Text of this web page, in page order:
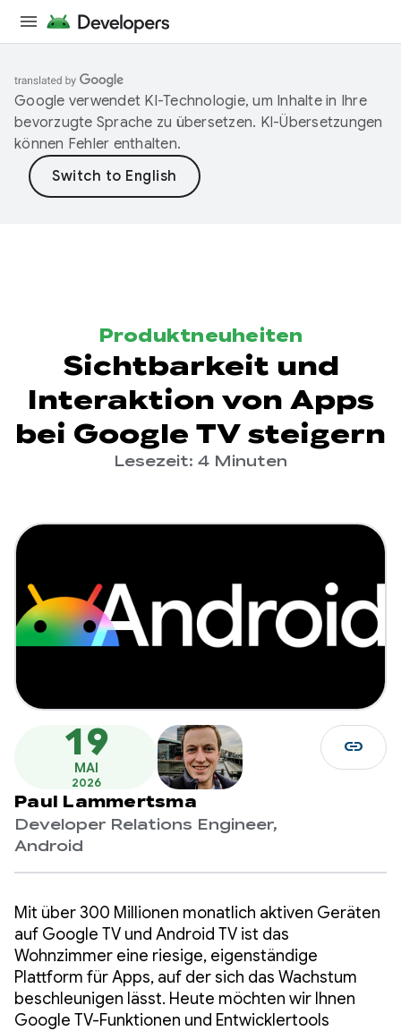
Google verwendet KI-Technologie, um Inhalte in Ihre
bevorzugte Sprache zu übersetzen. KI-Übersetzungen
können Fehler enthalten.
Produktneuheiten
Sichtbarkeit und
Interaktion von Apps
bei Google TV steigern
Lesezeit: 4 Minuten
19
MAI
2026
Paul Lammertsma
Developer Relations Engineer,
Android
link
Mit über 300 Millionen monatlich aktiven Geräten
auf Google TV und Android TV ist das
Wohnzimmer eine riesige, eigenständige
Plattform für Apps, auf der sich das Wachstum
beschleunigen lässt. Heute möchten wir Ihnen
Google TV-Funktionen und Entwicklertools